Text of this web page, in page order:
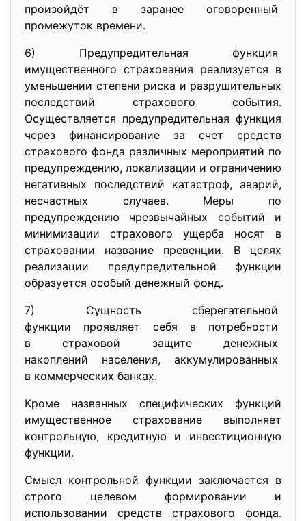
произойдёт в заранее оговоренный
промежуток времени.
6) Предупредительная функция
имущественного страхования реализуется в
уменьшении степени риска и разрушительных
последствий страхового события.
Осуществляется предупредительная функция
через финансирование за счет средств
страхового фонда различных мероприятий по
предупреждению, локализации и ограничению
негативных последствий катастроф, аварий,
несчастных случаев. Меры по
предупреждению чрезвычайных событий и
минимизации страхового ущерба носят в
страховании название превенции. В целях
реализации предупредительной функции
образуется особый денежный фонд.
7) Сущность сберегательной
функции проявляет себя в потребности
в страховой защите денежных
накоплений населения, аккумулированных
в коммерческих банках.
Кроме названных специфических функций
имущественное страхование выполняет
контрольную, кредитную и инвестиционную
функции.
Смысл контрольной функции заключается в
строго целевом формировании и
использовании средств страхового фонда.